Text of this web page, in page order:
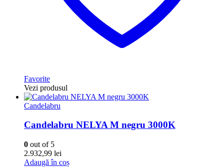
Favorite
Vezi produsul
Candelabru
Candelabru NELYA M negru 3000K
0 out of 5
2.932,99 lei
Adaugă în coș